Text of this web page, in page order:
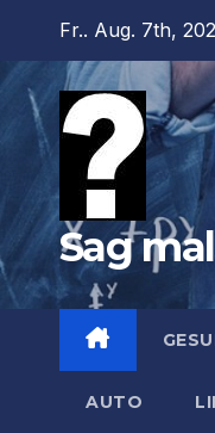
springen
Fr.. Aug. 7th,
Sag
AUTO